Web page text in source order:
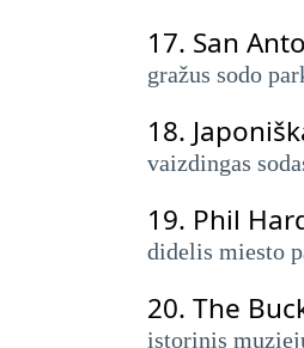
17. San
gražus sodo
18.
vaizdingas
19. Phil
didelis miesto
20. The
istorinis